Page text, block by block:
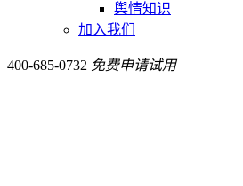
舆情知识
加入我们
400-685-0732 免费申请试用